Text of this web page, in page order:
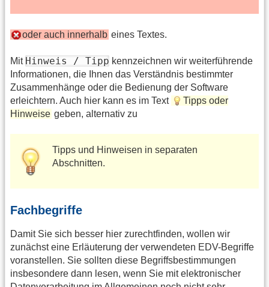
oder auch innerhalb eines Textes.
Mit Hinweis / Tipp kennzeichnen wir weiterführende
Informationen, die Ihnen das Verständnis bestimmter
Zusammenhänge oder die Bedienung der Software
erleichtern. Auch hier kann es im Text
Tipps oder
Hinweise geben, alternativ zu
Tipps und Hinweisen in separaten
Abschnitten.
Fachbegriffe
Damit Sie sich besser hier zurechtfinden, wollen wir
zunächst eine Erläuterung der verwendeten EDV-Begriffe
voranstellen. Sie sollten diese Begriffsbestimmungen
insbesondere dann lesen, wenn Sie mit elektronischer